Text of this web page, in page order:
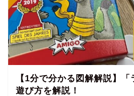
【1分で分かる図解解説】
遊び方を解説！